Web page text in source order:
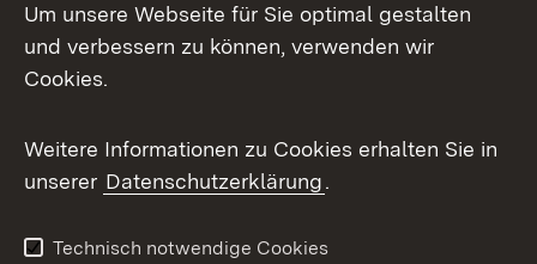
Facebook
X / Twitter
Youtube
Um unsere Webseite für Sie optimal gestalten
und verbessern zu können, verwenden wir
Cookies.
Weitere Informationen zu Cookies erhalten Sie in
unserer Datenschutzerklärung.
Technisch notwendige Cookies